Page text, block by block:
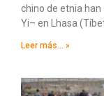
chino de etnia
Yi– en Lhasa
Leer más... »